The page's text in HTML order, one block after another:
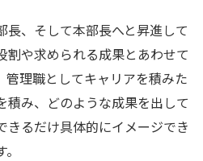
長、そして本部長へと昇進して
割や求められる成果とあわせて
管理職としてキャリアを積みた
積み、どのような成果を出して
きるだけ具体的にイメージでき